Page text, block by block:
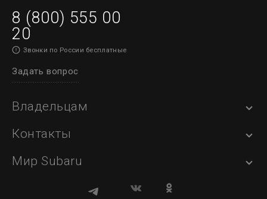
8 (800) 555 00
20
Звонки по России бесплатные
Задать вопрос
Владельцам
Контакты
Мир Subaru